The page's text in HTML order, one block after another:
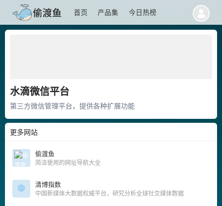
首页 产品集 今日热榜
水滴微信平台
第三方微信管理平台，提供各种扩展功能
更多网站
偷渡鱼
简洁使用的网址导航大全
清博指数
中国新媒体大数据权威平台，研究分析全球社交媒体数据